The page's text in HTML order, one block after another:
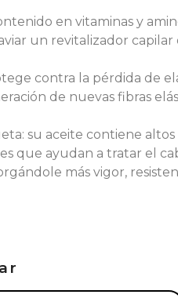
en vitaminas y
un revitalizador
contra la pérdida de
de nuevas fibras
su aceite contiene
que ayudan a tratar el
más vigor,